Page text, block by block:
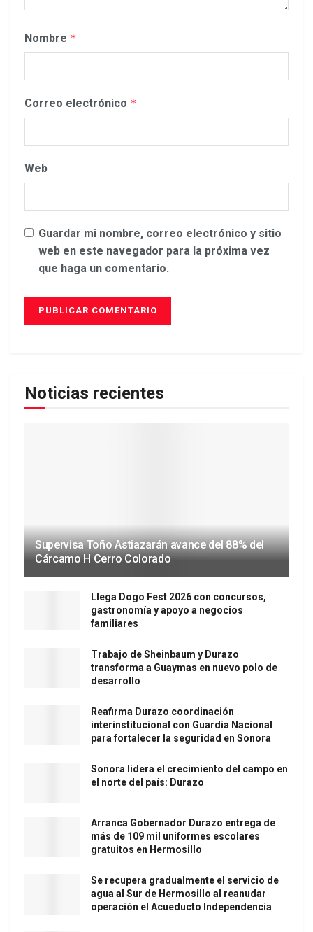
Nombre *
Correo electrónico *
Web
Guardar mi nombre, correo electrónico y sitio
web en este navegador para la próxima vez
que haga un comentario.
Noticias recientes
Supervisa Toño Astiazarán avance del 88% del
Cárcamo H Cerro Colorado
Llega Dogo Fest 2026 con concursos,
gastronomía y apoyo a negocios
familiares
Trabajo de Sheinbaum y Durazo
transforma a Guaymas en nuevo polo de
desarrollo
Reafirma Durazo coordinación
interinstitucional con Guardia Nacional
para fortalecer la seguridad en Sonora
Sonora lidera el crecimiento del campo en
el norte del país: Durazo
Arranca Gobernador Durazo entrega de
más de 109 mil uniformes escolares
gratuitos en Hermosillo
Se recupera gradualmente el servicio de
agua al Sur de Hermosillo al reanudar
operación el Acueducto Independencia